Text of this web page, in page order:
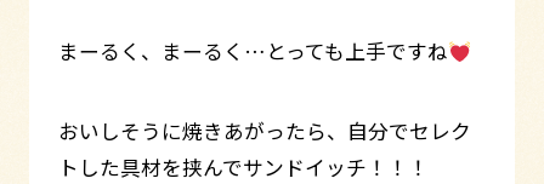
まーるく、まーるく…とっても上手ですね
おいしそうに焼きあがったら、自分でセレク
トした具材を挟んでサンドイッチ！！！